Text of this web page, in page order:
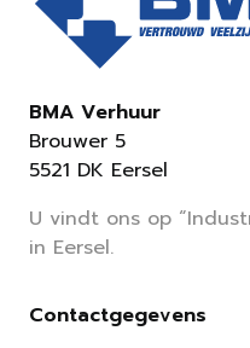
BMA Verhuur
Brouwer 5
5521 DK Eersel
U vindt ons op
in Eersel.
Contactgegevens